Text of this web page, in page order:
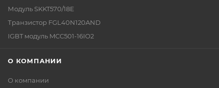
Модуль SKKT570/18E
Транзистор FGL40N120AND
IGBT модуль MCC501-16IO2
О КОМПАНИИ
О компании